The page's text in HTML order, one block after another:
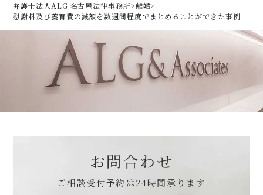
弁護士法人ALG 名古屋法律事務所>離婚>
慰謝料及び養育費の減額を数週間程度でまとめることができた事例
お問合わせ
ご相談受付予約は24時間承ります